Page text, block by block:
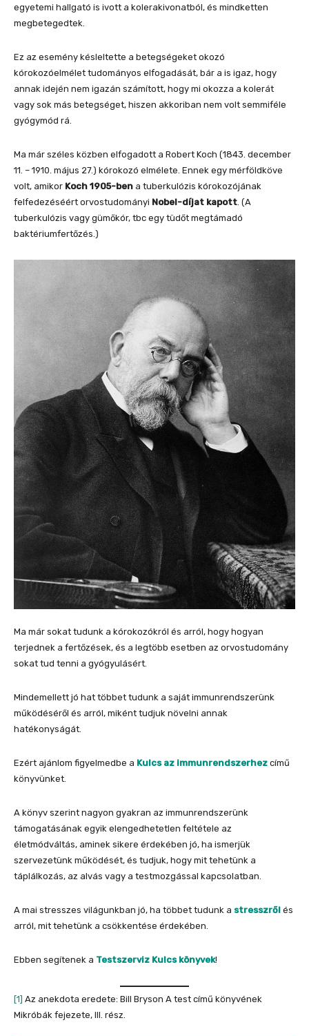
egyetemi hallgató is ivott a kolerakivonatból, és mindketten
megbetegedtek.
Ez az esemény késleltette a betegségeket okozó
kórokozóelmélet tudományos elfogadását, bár a is igaz, hogy
annak idején nem igazán számított, hogy mi okozza a kolerát
vagy sok más betegséget, hiszen akkoriban nem volt semmiféle
gyógymód rá.
Ma már széles közben elfogadott a Robert Koch (1843. december
11. – 1910. május 27.) kórokozó elmélete. Ennek egy mérföldköve
volt, amikor Koch 1905-ben a tuberkulózis kórokozójának
felfedezéséért orvostudományi Nobel-díjat kapott . (A
tuberkulózis vagy gümőkór, tbc egy tüdőt megtámadó
baktériumfertőzés.)
Ma már sokat tudunk a kórokozókról és arról, hogy hogyan
terjednek a fertőzések, és a legtöbb esetben az orvostudomány
sokat tud tenni a gyógyulásért.
Mindemellett jó hat többet tudunk a saját immunrendszerünk
működéséről és arról, miként tudjuk növelni annak
hatékonyságát.
Ezért ajánlom figyelmedbe a Kulcs az immunrendszerhez című
könyvünket.
A könyv szerint nagyon gyakran az immunrendszerünk
támogatásának egyik elengedhetetlen feltétele az
életmódváltás, aminek sikere érdekében jó, ha ismerjük
szervezetünk működését, és tudjuk, hogy mit tehetünk a
táplálkozás, az alvás vagy a testmozgással kapcsolatban.
A mai stresszes világunkban jó, ha többet tudunk a stresszről és
arról, mit tehetünk a csökkentése érdekében.
Ebben segítenek a Testszerviz Kulcs könyvek!
[1] Az anekdota eredete: Bill Bryson A test című könyvének
Mikróbák fejezete, III. rész.